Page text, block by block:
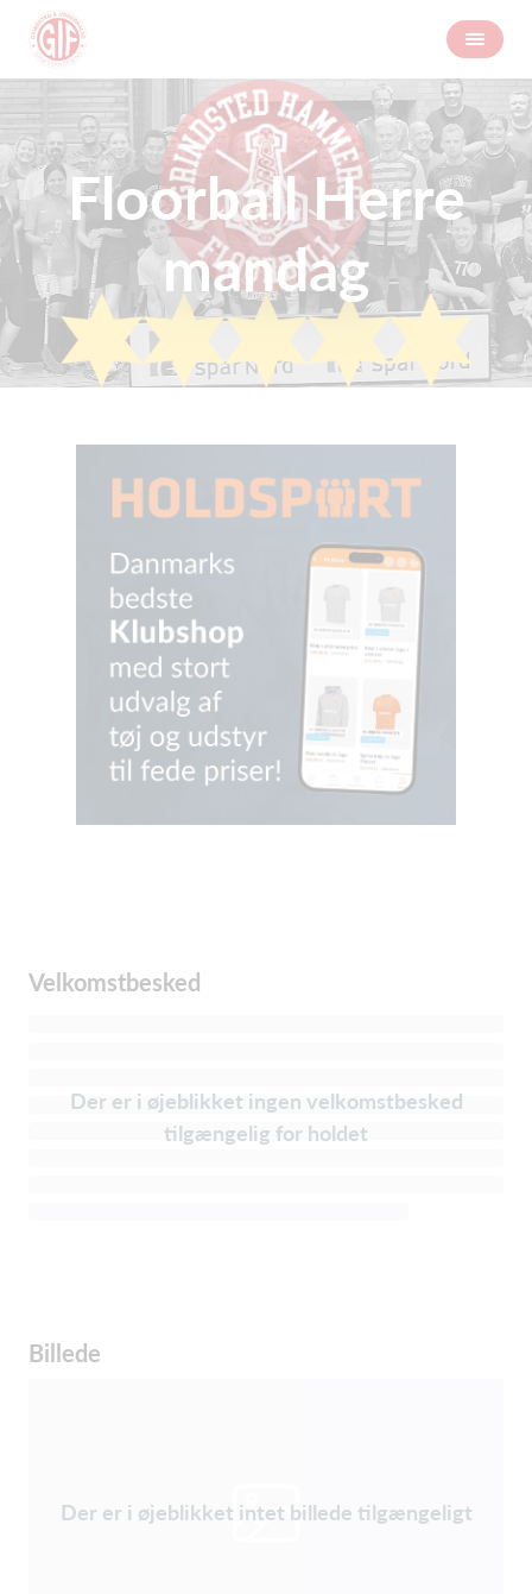
Floorball Herre
mandag
Velkomstbesked
Der er i øjeblikket ingen velkomstbesked
tilgængelig for holdet
Billede
Der er i øjeblikket intet billede tilgængeligt